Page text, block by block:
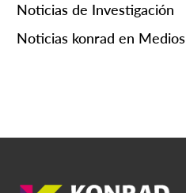
Noticias de Investigación
Noticias konrad en Medios